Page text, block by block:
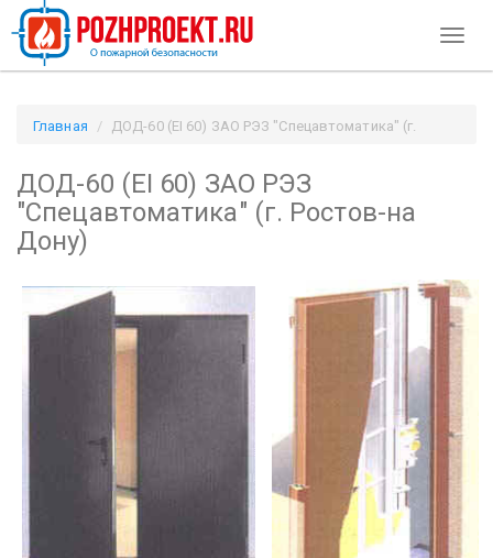
Главная
ДОД-60 (EI 60) ЗАО РЭЗ "Спецавтоматика" (г.
ДОД-60 (EI 60) ЗАО РЭЗ
"Спецавтоматика" (г. Ростов-на
Дону)